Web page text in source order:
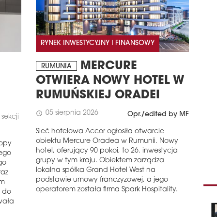
do
RYNEK INWESTYCYJNY I FINANSOWY
RUMUNIA
MERCURE
OTWIERA NOWY HOTEL W
RUMUŃSKIEJ ORADEI
schedule 05 sierpnia 2026 Opr./edited by MF
Sieć hotelowa Accor ogłosiła otwarcie
obiektu Mercure Oradea w Rumunii. Nowy
hotel, oferujący 90 pokoi, to 26. inwestycja
grupy w tym kraju. Obiektem zarządza
lokalna spółka Grand Hotel West na
podstawie umowy franczyzowej, a jego
operatorem została firma Spark Hospitality.